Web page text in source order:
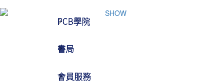
PCB學院
書局
會員服務